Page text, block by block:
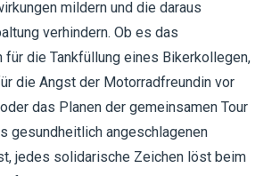
mildern und die daraus
verhindern. Ob es das
für die Tankfüllung eines Bikerkollegen,
die Angst der Motorradfreundin vor
das Planen der gemeinsamen Tour
gesundheitlich angeschlagenen
jedes solidarische Zeichen löst beim